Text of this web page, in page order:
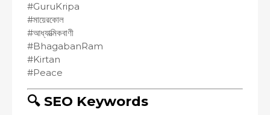
#GuruKripa
#মায়েরকোল
#আধ্যাত্মিকবাণী
#BhagabanRam
#Kirtan
#Peace
🔍 SEO Keywords